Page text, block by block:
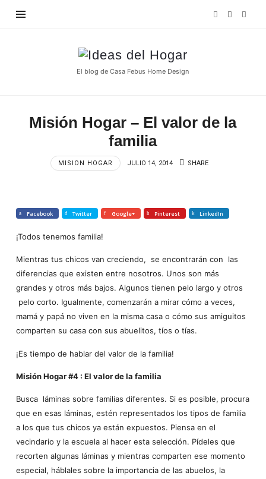
Ideas
del
El blog de Casa Febus Home Design
Misión Hogar – El valor de la
familia
MISION HOGAR JULIO 14, 2014 SHARE
Facebook Twitter Google+ Pinterest LinkedIn
¡Todos tenemos familia!
Mientras tus chicos van creciendo, se encontrarán con las
diferencias que existen entre nosotros. Unos son más
grandes y otros más bajos. Algunos tienen pelo largo y otros
pelo corto. Igualmente, comenzarán a mirar cómo a veces,
mamá y papá no viven en la misma casa o cómo sus amiguitos
comparten su casa con sus abuelitos, tíos o tías.
¡Es tiempo de hablar del valor de la familia!
Misión Hogar #4 : El valor de la familia
Busca láminas sobre familias diferentes. Si es posible, procura
que en esas láminas, estén representados los tipos de familia
a los que tus chicos ya están expuestos. Piensa en el
vecindario y la escuela al hacer esta selección. Pídeles que
recorten algunas láminas y mientras comparten ese momento
especial, háblales sobre la importancia de las abuelos, la